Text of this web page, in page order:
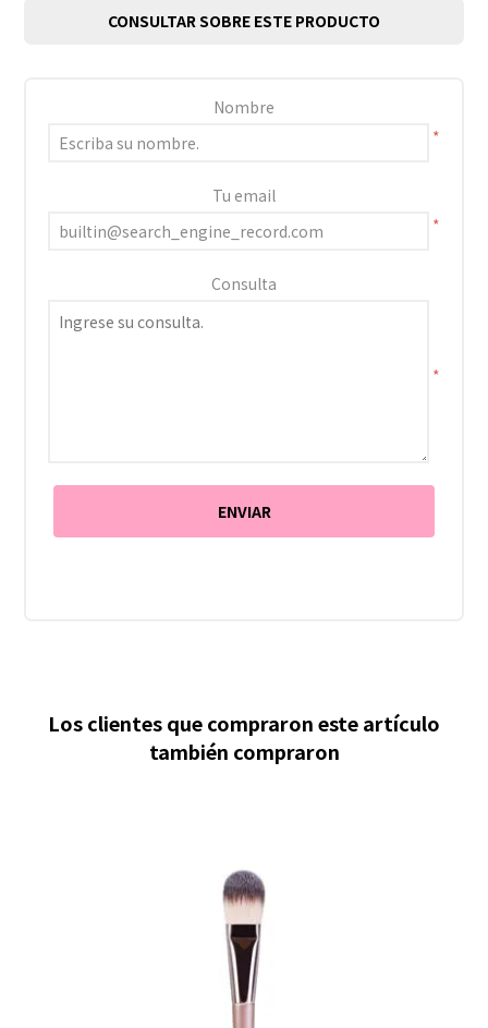
CONSULTAR SOBRE ESTE PRODUCTO
Nombre
*
Tu email
*
Consulta
*
Los clientes que compraron este artículo
también compraron